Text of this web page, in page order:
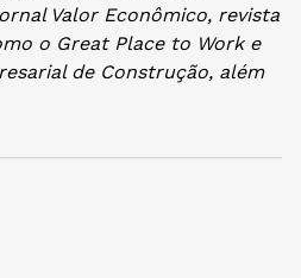
Valor Econômico, revista
o Great Place to Work e
de Construção, além